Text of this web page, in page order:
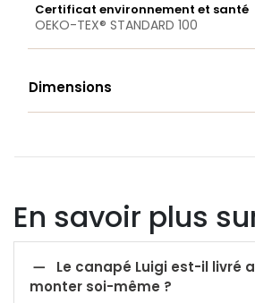
Certificat environnement et santé
OEKO-TEX® STANDARD 100
Dimensions
En savoir plus

monter soi-même ?